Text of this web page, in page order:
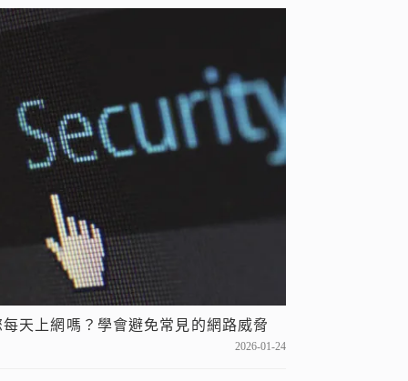
每天上網嗎？學會避免常見的網路威脅
2026-01-24